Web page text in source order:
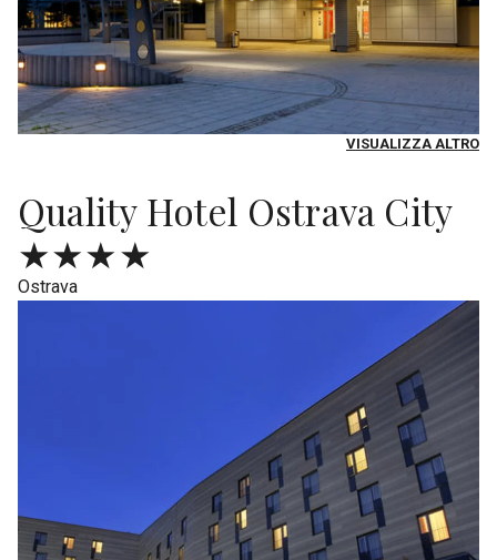
VISUALIZZA ALTRO
Quality Hotel Ostrava City
★★★★
Ostrava